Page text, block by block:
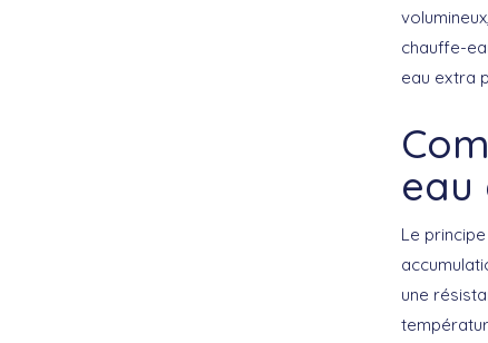
chauffe-
eau extra
eau
Le
une